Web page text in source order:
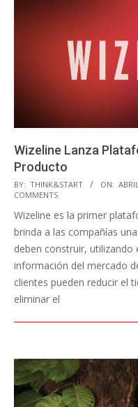
Wizeline Lanza
Producto
2014-
04-
18
BY: THINK&START ON:
COMMENTS
Wizeline es la primer
brinda a las compañías
deben construir,
información del mercado
clientes pueden reducir el
eliminar el